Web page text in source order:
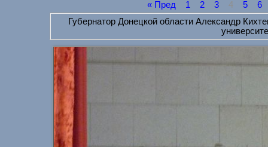
« Пред 1 2 3 4 5
6
Губернатор Донецкой области Александр